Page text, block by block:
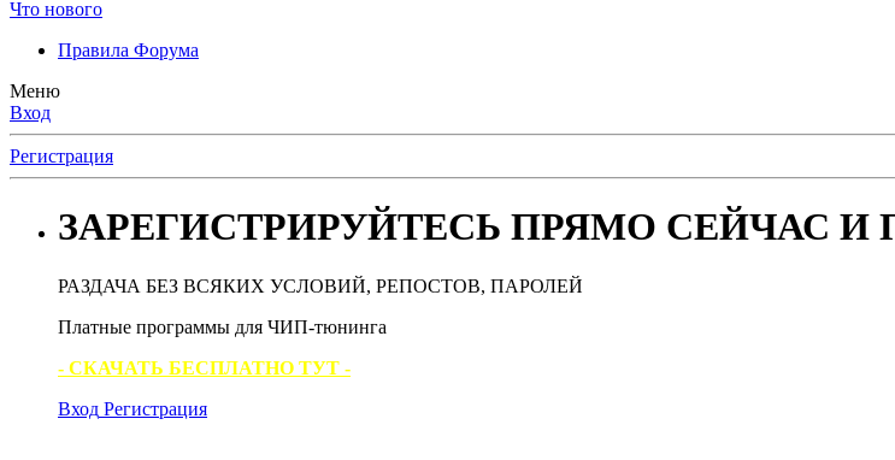
Что нового
Правила Форума
Меню
Вход
Регистрация
ЗАРЕГИСТРИРУЙТЕСЬ ПРЯМО СЕЙЧАС И
РАЗДАЧА БЕЗ ВСЯКИХ УСЛОВИЙ, РЕПОСТОВ, ПАРОЛЕЙ
Платные программы для ЧИП-тюнинга
- СКАЧАТЬ БЕСПЛАТНО ТУТ -
Вход Регистрация